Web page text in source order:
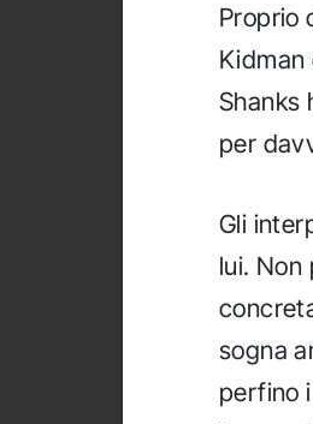
Proprio
Kidman
Shanks
per
Gli
lui.
sogna
perfino